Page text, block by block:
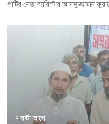
পার্টির নেতা ব্যারিস্টার আসাদুজ্জামান
৭ ঘন্টা আগে